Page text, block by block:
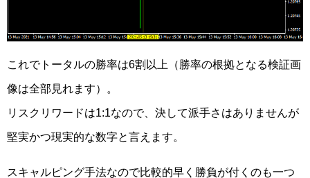
これでトータルの勝率は6割以上（勝率の根拠となる検証画
像は全部見れます）。
リスクリワードは1:1なので、決して派手さはありませんが
堅実かつ現実的な数字と言えます。
スキャルピング手法なので比較的早く勝負が付くのも一つ